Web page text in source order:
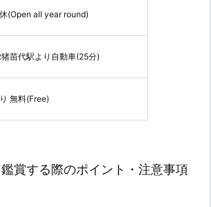
(Open all year round)
苗代駅より自動車(25分)
無料(Free)
賞する際のポイント・注意事項